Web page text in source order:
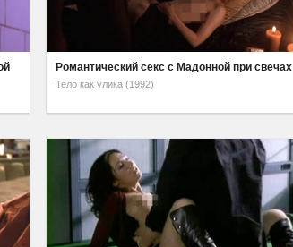
Романтический секс с Мадонной при свечах
Тело как улика (1992)